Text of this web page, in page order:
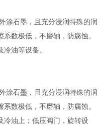
涂石墨，且充分浸润特殊的润
数极低，不磨轴，防腐蚀。
油等设备。
涂石墨，且充分浸润特殊的润
数极低，不磨轴，防腐蚀。
冷油上；低压阀门，旋转设